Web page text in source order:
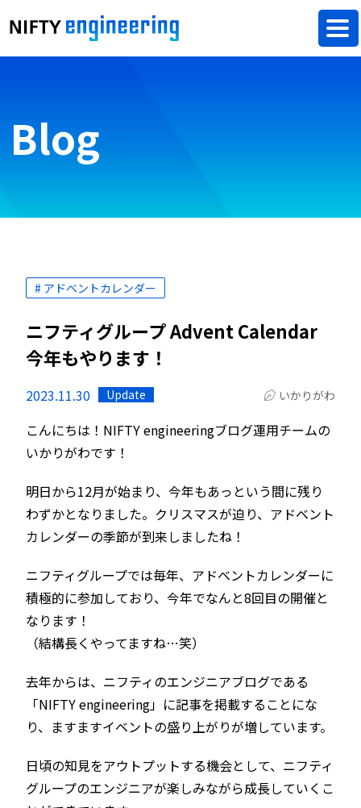
Blog
# アドベントカレンダー
ニフティグループ Advent Calendar
今年もやります！
2023.11.30 Update いかりがわ
こんにちは！NIFTY engineeringブログ運用チームの
いかりがわです！
明日から12月が始まり、今年もあっという間に残り
わずかとなりました。クリスマスが迫り、アドベント
カレンダーの季節が到来しましたね！
ニフティグループでは毎年、アドベントカレンダーに
積極的に参加しており、今年でなんと8回目の開催と
なります！
（結構長くやってますね…笑）
去年からは、ニフティのエンジニアブログである
「NIFTY engineering」に記事を掲載することにな
り、ますますイベントの盛り上がりが増しています。
日頃の知見をアウトプットする機会として、ニフティ
グループのエンジニアが楽しみながら成長していくこ